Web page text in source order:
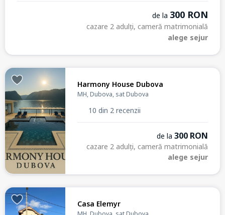
de la 300 RON
cazare 2 adulți, cameră matrimonială
alege sejur
Harmony House Dubova
MH, Dubova, sat Dubova
10 din 2 recenzii
de la 300 RON
cazare 2 adulți, cameră matrimonială
alege sejur
Casa Elemyr